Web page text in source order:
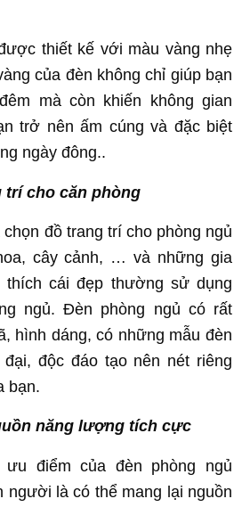
thiết kế với màu vàng nhẹ
của đèn không chỉ giúp bạn
mà còn khiến không gian
trở nên ấm cúng và đặc biệt
ngày đông..
trí cho căn phòng
đồ trang trí cho phòng ngủ
cây cảnh, … và những gia
thích cái đẹp thường sử dụng
ngủ. Đèn phòng ngủ có rất
hình dáng, có những mẫu đèn
độc đáo tạo nên nét riêng
bạn.
năng lượng tích cực
ưu điểm của đèn phòng ngủ
người là có thể mang lại nguồn